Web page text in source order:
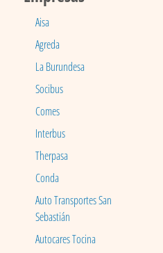
Aisa
Agreda
La Burundesa
Socibus
Comes
Interbus
Therpasa
Conda
Auto Transportes San
Sebastián
Autocares Tocina